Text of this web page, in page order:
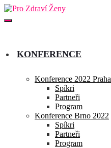
KONFERENCE
Konference 2022 Praha
Spíkri
Partneři
Program
Konference Brno 2022
Spíkri
Partneři
Program